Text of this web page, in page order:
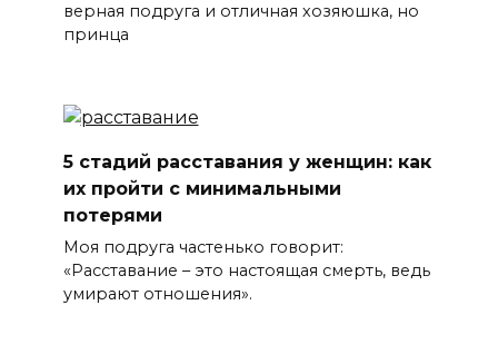
верная подруга и отличная хозяюшка, но
принца
5 стадий расставания у женщин: как
их пройти с минимальными
потерями
Моя подруга частенько говорит:
«Расставание – это настоящая смерть, ведь
умирают отношения».